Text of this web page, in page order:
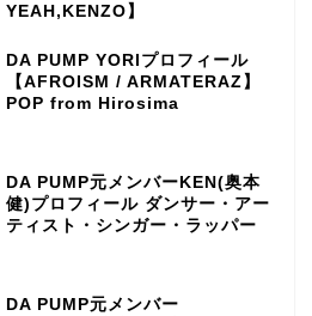
YEAH,KENZO】
DA PUMP YORIプロフィール
【AFROISM / ARMATERAZ】
POP from Hirosima
DA PUMP元メンバーKEN(奥本
健)プロフィール ダンサー・アー
ティスト・シンガー・ラッパー
DA PUMP元メンバー